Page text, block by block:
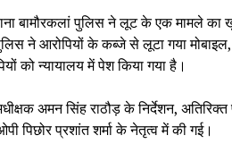
बामौरकलां पुलिस ने लूट के एक मामले का
ने आरोपियों के कब्जे से लूटा गया
को न्यायालय में पेश किया गया है।
अमन सिंह राठौड़ के निर्देशन,
पिछोर प्रशांत शर्मा के नेतृत्व में की गई।